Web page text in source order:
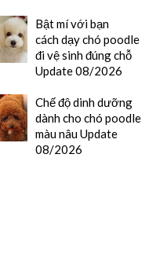
Bật mí với bạn
cách dạy chó poodle
đi vệ sinh đúng chỗ
Update 08/2026
Chế độ dinh dưỡng
dành cho chó poodle
màu nâu Update
08/2026